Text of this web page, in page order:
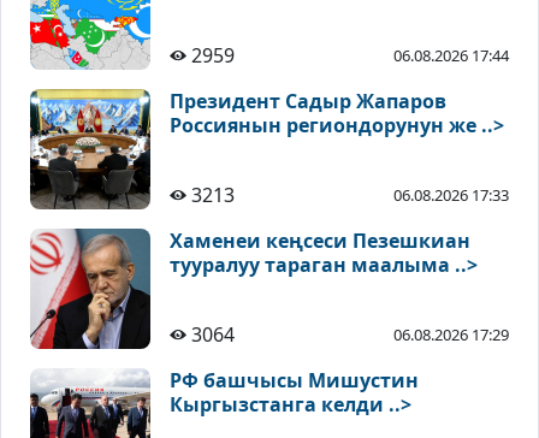
2959 06.08.2026 17:44
Президент Садыр Жапаров
Россиянын региондорунун же ..>
3213 06.08.2026 17:33
Хаменеи кеңсеси Пезешкиан
тууралуу тараган маалыма ..>
3064 06.08.2026 17:29
РФ башчысы Мишустин
Кыргызстанга келди ..>